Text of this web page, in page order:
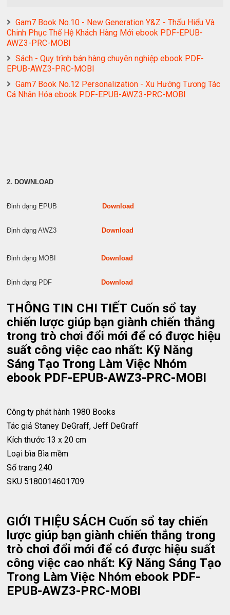
Gam7 Book No.10 - New Generation Y&Z - Thấu Hiểu Và
Chinh Phục Thế Hệ Khách Hàng Mới ebook PDF-EPUB-
AWZ3-PRC-MOBI
Sách - Quy trình bán hàng chuyên nghiệp ebook PDF-
EPUB-AWZ3-PRC-MOBI
Gam7 Book No.12 Personalization - Xu Hướng Tương Tác
Cá Nhân Hóa ebook PDF-EPUB-AWZ3-PRC-MOBI
2. DOWNLOAD
Định dạng EPUB Download
Định dạng AWZ3 Download
Định dạng MOBI Download
Định dạng PDF Download
THÔNG TIN CHI TIẾT Cuốn sổ tay
chiến lược giúp bạn giành chiến thắng
trong trò chơi đổi mới để có được hiệu
suất công việc cao nhất: Kỹ Năng
Sáng Tạo Trong Làm Việc Nhóm
ebook PDF-EPUB-AWZ3-PRC-MOBI
Công ty phát hành 1980 Books
Tác giả Staney DeGraff, Jeff DeGraff
Kích thước 13 x 20 cm
Loại bìa Bìa mềm
Số trang 240
SKU 5180014601709
GIỚI THIỆU SÁCH Cuốn sổ tay chiến
lược giúp bạn giành chiến thắng trong
trò chơi đổi mới để có được hiệu suất
công việc cao nhất: Kỹ Năng Sáng Tạo
Trong Làm Việc Nhóm ebook PDF-
EPUB-AWZ3-PRC-MOBI